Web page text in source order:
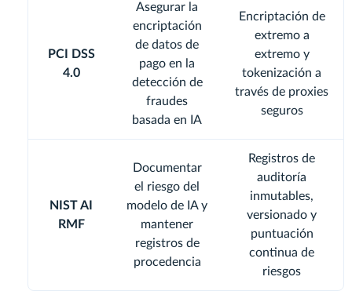
PCI DSS
4.0
Asegurar la
encriptación
de datos de
pago en la
detección de
fraudes
basada en IA
Encriptación de
extremo a
extremo y
tokenización a
través de proxies
seguros
NIST AI
RMF
Documentar
el riesgo del
modelo de IA y
mantener
registros de
procedencia
Registros de
auditoría
inmutables,
versionado y
puntuación
continua de
riesgos